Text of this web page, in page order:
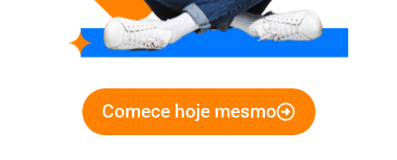
Comece hoje mesmo